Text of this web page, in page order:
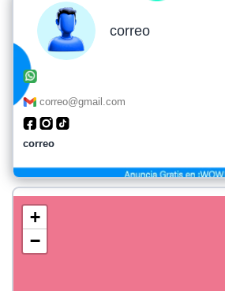
correo
correo@gmail.com
correo
+
−